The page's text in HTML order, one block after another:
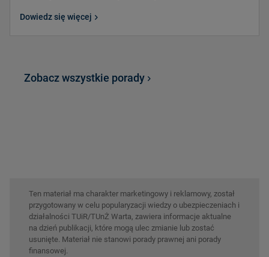
Dowiedz się więcej
Zobacz wszystkie porady
Ten materiał ma charakter marketingowy i reklamowy, został
przygotowany w celu popularyzacji wiedzy o ubezpieczeniach i
działalności TUiR/TUnŻ Warta, zawiera informacje aktualne
na dzień publikacji, które mogą ulec zmianie lub zostać
usunięte. Materiał nie stanowi porady prawnej ani porady
finansowej.